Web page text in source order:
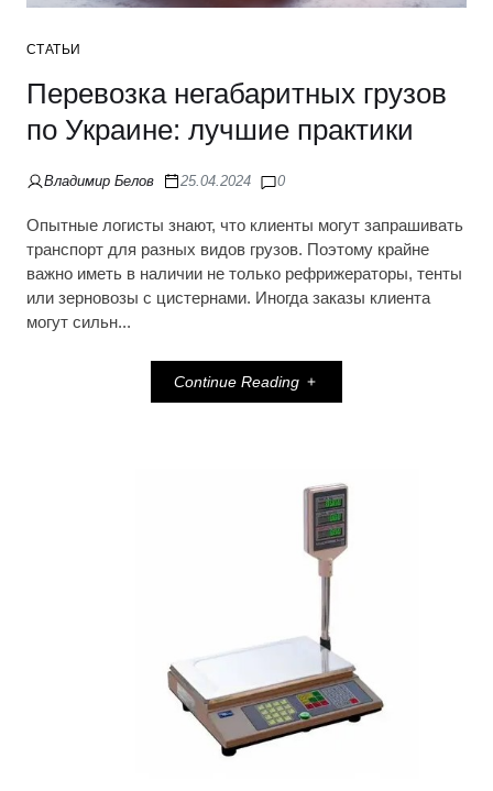
СТАТЬИ
Перевозка негабаритных грузов
по Украине: лучшие практики
Владимир Белов 25.04.2024 0
Опытные логисты знают, что клиенты могут запрашивать
транспорт для разных видов грузов. Поэтому крайне
важно иметь в наличии не только рефрижераторы, тенты
или зерновозы с цистернами. Иногда заказы клиента
могут сильн...
Continue Reading